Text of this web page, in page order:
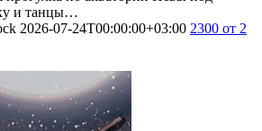
и танцы…
2026-07-24T00:00:00+03:00 2300 от 2